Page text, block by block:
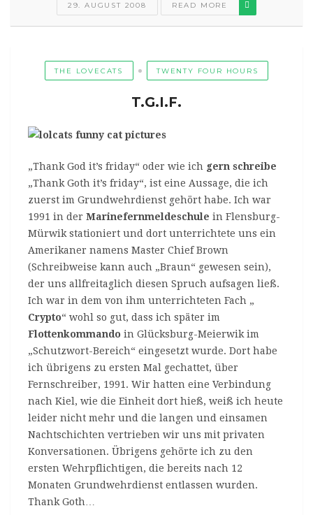
29. AUGUST 2008 READ MORE
THE LOVECATS TWENTY FOUR HOURS
T.G.I.F.
„Thank God it’s friday“ oder wie ich gern schreibe
„Thank Goth it’s friday“, ist eine Aussage, die ich
zuerst im Grundwehrdienst gehört habe. Ich war
1991 in der Marinefernmeldeschule in Flensburg-
Mürwik stationiert und dort unterrichtete uns ein
Amerikaner namens Master Chief Brown
(Schreibweise kann auch „Braun“ gewesen sein),
der uns allfreitaglich diesen Spruch aufsagen ließ.
Ich war in dem von ihm unterrichteten Fach „
Crypto“ wohl so gut, dass ich später im
Flottenkommando in Glücksburg-Meierwik im
„Schutzwort-Bereich“ eingesetzt wurde. Dort habe
ich übrigens zu ersten Mal gechattet, über
Fernschreiber, 1991. Wir hatten eine Verbindung
nach Kiel, wie die Einheit dort hieß, weiß ich heute
leider nicht mehr und die langen und einsamen
Nachtschichten vertrieben wir uns mit privaten
Konversationen. Übrigens gehörte ich zu den
ersten Wehrpflichtigen, die bereits nach 12
Monaten Grundwehrdienst entlassen wurden.
Thank Goth…